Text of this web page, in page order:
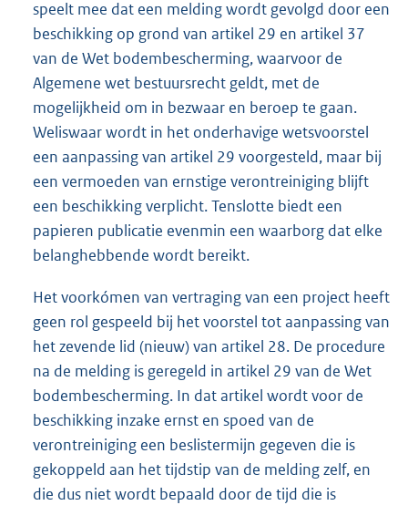
speelt mee dat een melding wordt gevolgd door een
beschikking op grond van artikel 29 en artikel 37
van de Wet bodembescherming, waarvoor de
Algemene wet bestuursrecht geldt, met de
mogelijkheid om in bezwaar en beroep te gaan.
Weliswaar wordt in het onderhavige wetsvoorstel
een aanpassing van artikel 29 voorgesteld, maar bij
een vermoeden van ernstige verontreiniging blijft
een beschikking verplicht. Tenslotte biedt een
papieren publicatie evenmin een waarborg dat elke
belanghebbende wordt bereikt.
Het voorkómen van vertraging van een project heeft
geen rol gespeeld bij het voorstel tot aanpassing van
het zevende lid (nieuw) van artikel 28. De procedure
na de melding is geregeld in artikel 29 van de Wet
bodembescherming. In dat artikel wordt voor de
beschikking inzake ernst en spoed van de
verontreiniging een beslistermijn gegeven die is
gekoppeld aan het tijdstip van de melding zelf, en
die dus niet wordt bepaald door de tijd die is